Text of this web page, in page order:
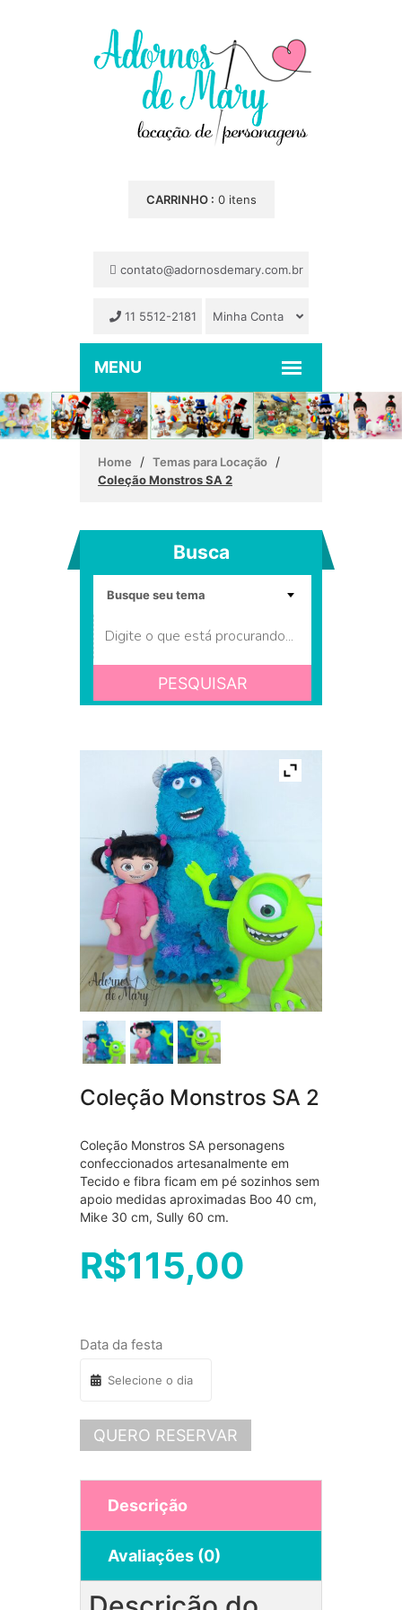
CARRINHO : 0 itens
contato@adornosdemary.com.br
11 5512-2181 Minha Conta
Home / Temas para Locação /
Coleção Monstros SA 2
Busca
PESQUISAR
Coleção Monstros SA 2
Coleção Monstros SA personagens
confeccionados artesanalmente em
Tecido e fibra ficam em pé sozinhos sem
apoio medidas aproximadas Boo 40 cm,
Mike 30 cm, Sully 60 cm.
R$115,00
Data da festa
QUERO RESERVAR
Descrição
Avaliações (0)